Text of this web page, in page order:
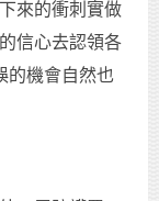
來的衝刺實做
信心去認領各
的機會自然也